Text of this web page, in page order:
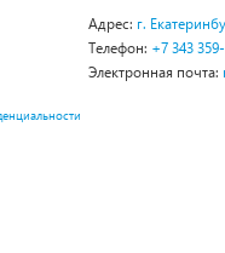
Адрес: г.
Телефон: +7 343
Электронная почта: